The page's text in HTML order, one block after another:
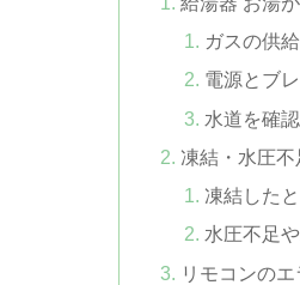
ガスの供
電源とブ
水道を確
凍結・水圧
凍結した
水圧不足
リモコンの